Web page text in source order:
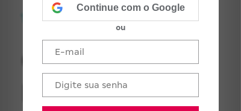
Continue com o Google
ou
O Conselho
Escolar como